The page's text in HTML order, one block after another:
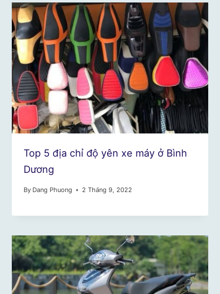
Top 5 địa chỉ độ yên xe máy ở Bình
Dương
By Dang Phuong 2 Tháng 9, 2022